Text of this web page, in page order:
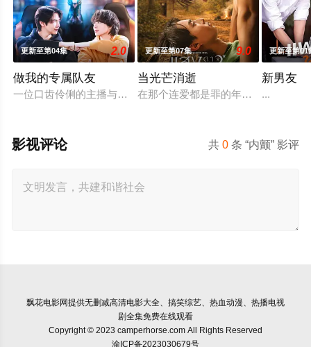
更新至第04集 2.0
做我的专属队友
一位口齿伶俐的主播与新手玩家！顶级主播Thi追捕神秘玩家Zo
更新至第07集 9.0
当光芒消逝
在那个连爱都是罪的年代，他们选择
更新至第01
新男友
...
共0 条 “内颤” 影评
影视评论
飘花电影网提供无删减高清电影大全、搞笑综艺、热血动漫、热播电视
剧全集免费在线观看
Copyright © 2023 camperhorse.com All Rights Reserved
渝ICP备2023030679号